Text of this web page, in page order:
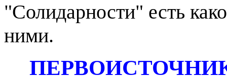
"Солидарности" есть
ними.